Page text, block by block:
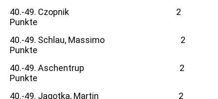
40.-49. Czopnik 2
Punkte
40.-49. Schlau, Massimo 2
Punkte
40.-49. Aschentrup 2
Punkte
40.-49. Jagotka, Martin 2